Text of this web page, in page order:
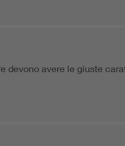
devono avere le giuste